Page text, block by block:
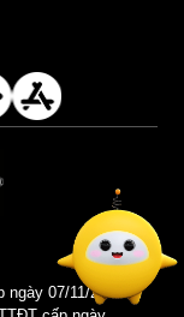
ngày 07/11/2025 |